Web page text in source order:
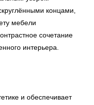
концами,
мебели
сочетание
интерьера.
и обеспечивает